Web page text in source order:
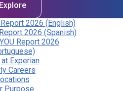
Explore
2026 (English)
2026 (Spanish)
Report 2026
Experian
Careers
Purpose